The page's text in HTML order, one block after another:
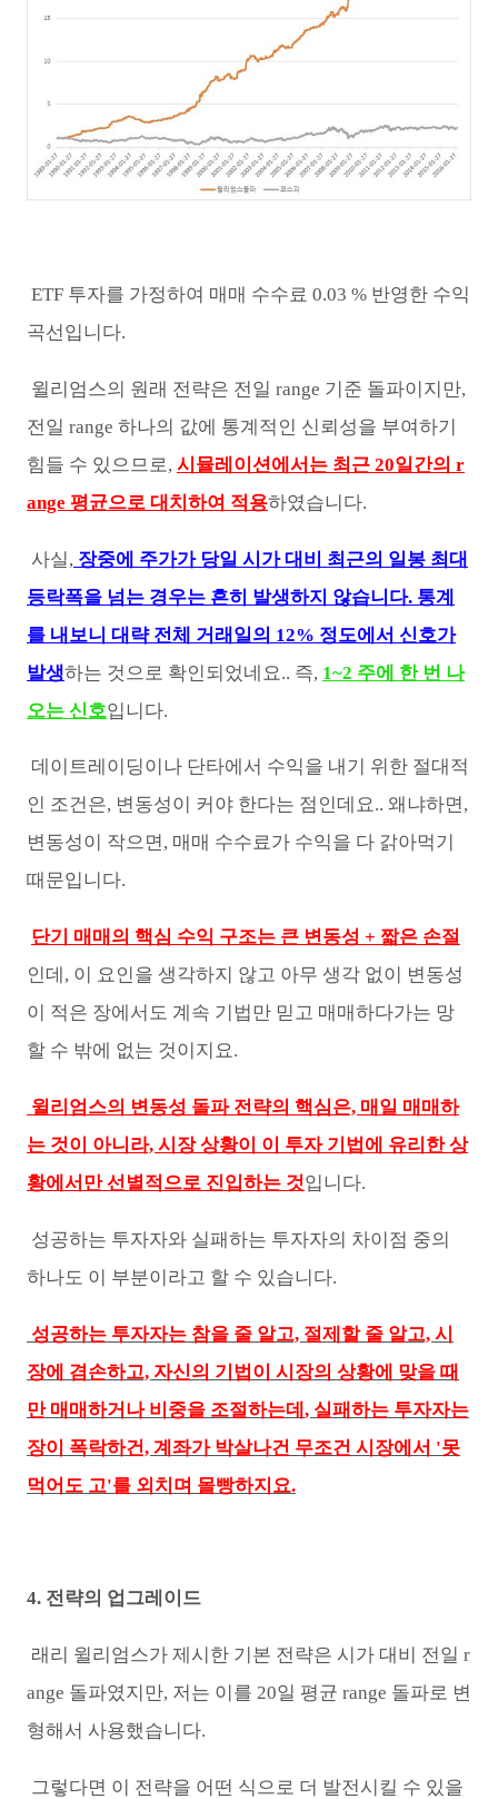
ETF 투자를 가정하여 매매 수수료 0.03 % 반영한 수익
곡선입니다.
윌리엄스의 원래 전략은 전일 range 기준 돌파이지만,
전일 range 하나의 값에 통계적인 신뢰성을 부여하기
힘들 수 있으므로, 시뮬레이션에서는 최근 20일간의 r
ange 평균으로 대치하여 적용하였습니다.
사실, 장중에 주가가 당일 시가 대비 최근의 일봉 최대
등락폭을 넘는 경우는 흔히 발생하지 않습니다. 통계
를 내보니 대략 전체 거래일의 12% 정도에서 신호가
발생하는 것으로 확인되었네요.. 즉, 1~2 주에 한 번 나
오는 신호입니다.
데이트레이딩이나 단타에서 수익을 내기 위한 절대적
인 조건은, 변동성이 커야 한다는 점인데요.. 왜냐하면,
변동성이 작으면, 매매 수수료가 수익을 다 갉아먹기
때문입니다.
단기 매매의 핵심 수익 구조는 큰 변동성 + 짧은 손절
인데, 이 요인을 생각하지 않고 아무 생각 없이 변동성
이 적은 장에서도 계속 기법만 믿고 매매하다가는 망
할 수 밖에 없는 것이지요.
윌리엄스의 변동성 돌파 전략의 핵심은, 매일 매매하
는 것이 아니라, 시장 상황이 이 투자 기법에 유리한 상
황에서만 선별적으로 진입하는 것입니다.
성공하는 투자자와 실패하는 투자자의 차이점 중의
하나도 이 부분이라고 할 수 있습니다.
성공하는 투자자는 참을 줄 알고, 절제할 줄 알고, 시
장에 겸손하고, 자신의 기법이 시장의 상황에 맞을 때
만 매매하거나 비중을 조절하는데 , 실패하는 투자자는
장이 폭락하건, 계좌가 박살나건 무조건 시장에서 '못
먹어도 고'를 외치며 몰빵하지요.
4. 전략의 업그레이드
래리 윌리엄스가 제시한 기본 전략은 시가 대비 전일 r
ange 돌파였지만, 저는 이를 20일 평균 range 돌파로 변
형해서 사용했습니다.
그렇다면 이 전략을 어떤 식으로 더 발전시킬 수 있을